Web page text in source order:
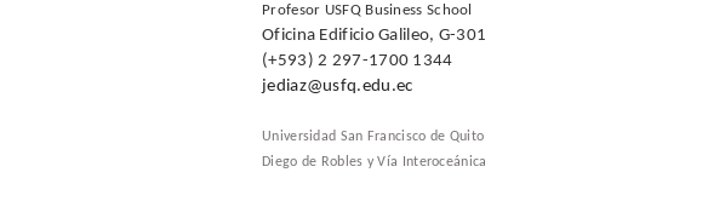
Profesor USFQ Business School
Oficina Edificio Galileo, G-301
(+593) 2 297-1700 1344
jediaz@usfq.edu.ec
Universidad San Francisco de Quito
Diego de Robles y Vía Interoceánica